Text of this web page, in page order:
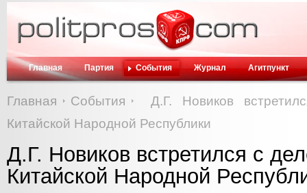
Главная Партия События Журнал Агитпункт
Главная События
Д.Г. Новиков
Китайской Народной Республики
Д.Г. Новиков встретился с
Китайской Народной